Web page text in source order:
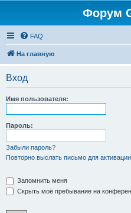
Форум
FAQ
На главную
Вход
Имя пользователя:
Пароль:
Забыли пароль?
Повторно выслать письмо для
Запомнить меня
Скрыть моё пребывание на